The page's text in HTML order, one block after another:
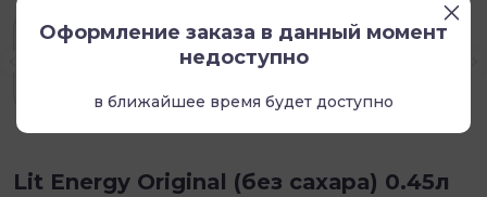
Lit Energy Original (без сахара) 0.45л
Оформление заказа в данный момент
недоступно
в ближайшее время будет доступно